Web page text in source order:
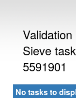
Sieve
5591901
No tasks to